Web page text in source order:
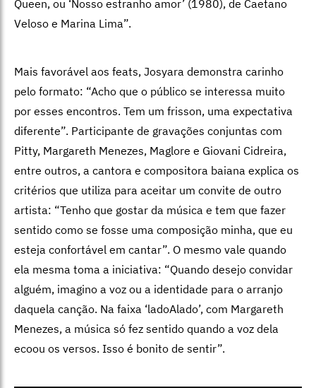
Queen, ou ‘Nosso estranho amor’ (1980), de Caetano
Veloso e Marina Lima”.
Mais favorável aos feats, Josyara demonstra carinho
pelo formato: “Acho que o público se interessa muito
por esses encontros. Tem um frisson, uma expectativa
diferente”. Participante de gravações conjuntas com
Pitty, Margareth Menezes, Maglore e Giovani Cidreira,
entre outros, a cantora e compositora baiana explica os
critérios que utiliza para aceitar um convite de outro
artista: “Tenho que gostar da música e tem que fazer
sentido como se fosse uma composição minha, que eu
esteja confortável em cantar”. O mesmo vale quando
ela mesma toma a iniciativa: “Quando desejo convidar
alguém, imagino a voz ou a identidade para o arranjo
daquela canção. Na faixa ‘ladoAlado’, com Margareth
Menezes, a música só fez sentido quando a voz dela
ecoou os versos. Isso é bonito de sentir”.